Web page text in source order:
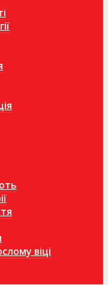
віці